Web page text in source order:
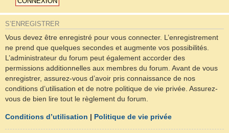
S’ENREGISTRER
Vous devez être enregistré pour vous connecter. L’enregistrement
ne prend que quelques secondes et augmente vos possibilités.
L’administrateur du forum peut également accorder des
permissions additionnelles aux membres du forum. Avant de vous
enregistrer, assurez-vous d’avoir pris connaissance de nos
conditions d’utilisation et de notre politique de vie privée. Assurez-
vous de bien lire tout le règlement du forum.
Conditions d’utilisation | Politique de vie privée